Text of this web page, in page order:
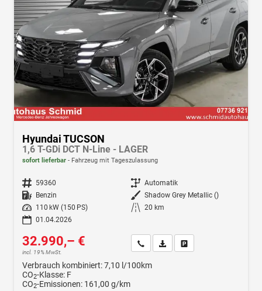
Hyundai TUCSON
1,6 T-GDi DCT N-Line - LAGER
sofort lieferbar Fahrzeug mit Tageszulassung
Fahrzeugnr. 59360 Getriebe Automatik
Kraftstoff Benzin Außenfarbe Shadow Grey Metallic ()
Leistung
110 kW (150 PS) Kilometerstand 20 km
01.04.2026
32.990,– €
incl. 19% MwSt.
Wir rufen Sie anFahrzeugexposé (PDF)
Verbrauch kombiniert:7,10 l/100km
CO2-Klasse: F
CO2-Emissionen: 161,00 g/km